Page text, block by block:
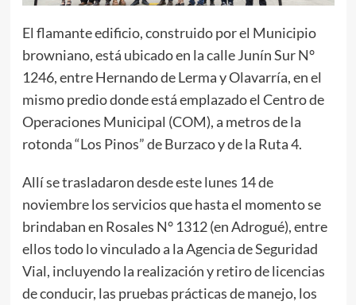
El flamante edificio, construido por el Municipio
browniano, está ubicado en la calle Junín Sur N°
1246, entre Hernando de Lerma y Olavarría, en el
mismo predio donde está emplazado el Centro de
Operaciones Municipal (COM), a metros de la
rotonda “Los Pinos” de Burzaco y de la Ruta 4.
Allí se trasladaron desde este lunes 14 de
noviembre los servicios que hasta el momento se
brindaban en Rosales N° 1312 (en Adrogué), entre
ellos todo lo vinculado a la Agencia de Seguridad
Vial, incluyendo la realización y retiro de licencias
de conducir, las pruebas prácticas de manejo, los